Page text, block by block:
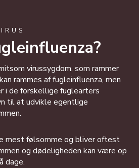
virussygdom, som rammer
rammes af fugleinfluenza, men
i de forskellige fuglearters
til at udvikle egentlige
mest følsomme og bliver oftest
og dødeligheden kan være op
dage.